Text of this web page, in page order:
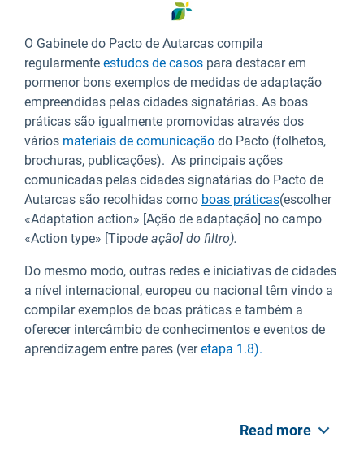
O Gabinete do Pacto de Autarcas compila
regularmente estudos de casos para destacar em
pormenor bons exemplos de medidas de adaptação
empreendidas pelas cidades signatárias. As boas
práticas são igualmente promovidas através dos
vários materiais de comunicação do Pacto (folhetos,
brochuras, publicações). As principais ações
comunicadas pelas cidades signatárias do Pacto de
Autarcas são recolhidas como boas práticas(escolher
«Adaptation action» [Ação de adaptação] no campo
«Action type» [Tipode ação] do filtro).
Do mesmo modo, outras redes e iniciativas de cidades
a nível internacional, europeu ou nacional têm vindo a
compilar exemplos de boas práticas e também a
oferecer intercâmbio de conhecimentos e eventos de
aprendizagem entre pares (veretapa 1.8).
Read more